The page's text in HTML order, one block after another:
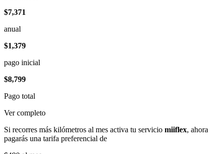
$7,371
anual
$1,379
pago inicial
$8,799
Pago total
Ver completo
Si recorres más kilómetros al mes activa tu servicio miiflex, ahora
pagarás una tarifa preferencial de